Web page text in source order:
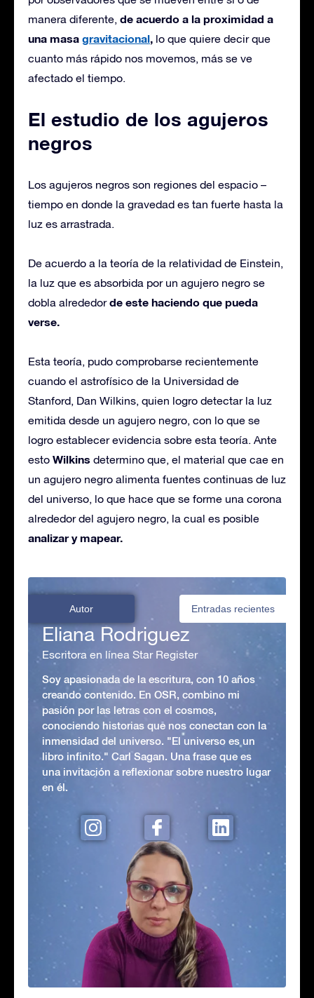
manera diferente, de acuerdo a la proximidad a
una masa gravitacional, lo que quiere decir que
cuanto más rápido nos movemos, más se ve
afectado el tiempo.
El estudio de los agujeros
negros
Los agujeros negros son regiones del espacio –
tiempo en donde la gravedad es tan fuerte hasta la
luz es arrastrada.
De acuerdo a la teoría de la relatividad de Einstein,
la luz que es absorbida por un agujero negro se
dobla alrededorde este haciendo que pueda
verse.
Esta teoría, pudo comprobarse recientemente
cuando el astrofísico de la Universidad de
Stanford, Dan Wilkins, quien logro detectar la luz
emitida desde un agujero negro, con lo que se
logro establecer evidencia sobre esta teoría. Ante
esto Wilkins determino que, el material que cae en
un agujero negro alimenta fuentes continuas de luz
del universo, lo que hace que se forme una corona
alrededor del agujero negro, la cual es posible
analizar y mapear.
Autor Entradas recientes
Eliana Rodriguez
Escritora en línea Star Register
Soy apasionada de la escritura, con 10 años
creando contenido. En OSR, combino mi
pasión por las letras con el cosmos,
conociendo historias que nos conectan con la
inmensidad del universo. "El universo es un
libro infinito." Carl Sagan. Una frase que es
una invitación a reflexionar sobre nuestro lugar
en él.